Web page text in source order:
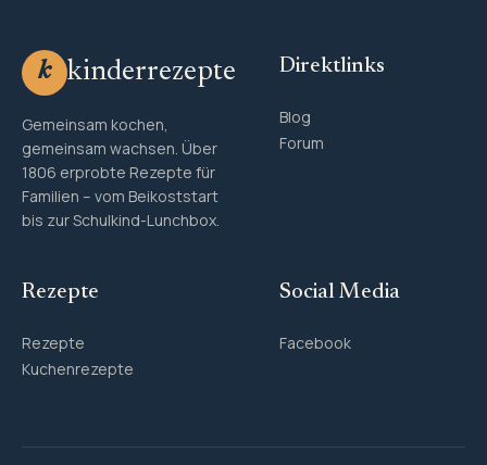
k kinderrezepte
Gemeinsam kochen,
gemeinsam wachsen. Über
1806 erprobte Rezepte für
Familien – vom Beikoststart
bis zur Schulkind-Lunchbox.
Direktlinks
Blog
Forum
Rezepte
Rezepte
Kuchenrezepte
Social Media
Facebook